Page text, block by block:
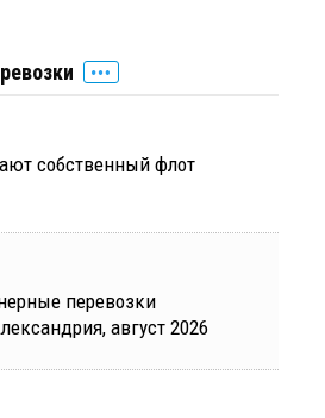
собственный флот
перевозки
август 2026